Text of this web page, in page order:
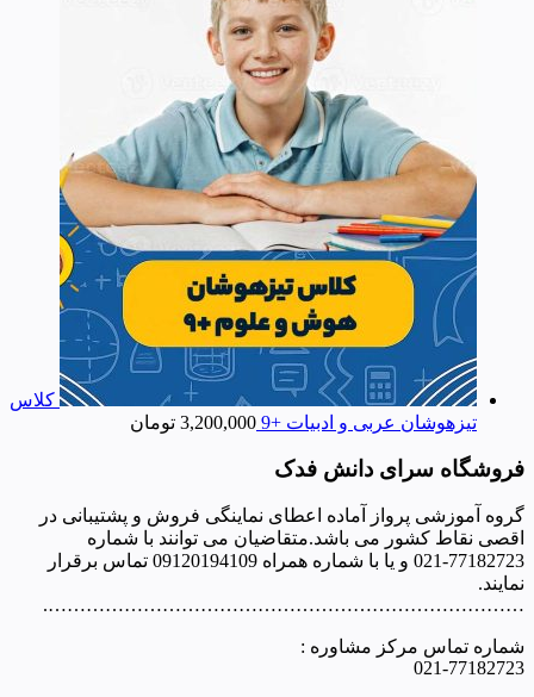
کلاس
تیزهوشان عربی و ادبیات +9
3,200,000 تومان
فروشگاه سرای دانش فدک
گروه آموزشی پرواز آماده اعطای نماینگی فروش و پشتیبانی در
اقصی نقاط کشور می باشد.متقاضیان می توانند با شماره
77182723-021 و یا با شماره همراه 09120194109 تماس برقرار
نمایند.
………………………………………………………………….
شماره تماس مرکز مشاوره :
021-77182723